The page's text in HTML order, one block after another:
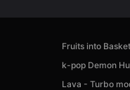
Fruits into
k-pop Demon
Lava - Turbo